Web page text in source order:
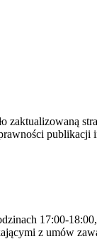
17:00-
z umów